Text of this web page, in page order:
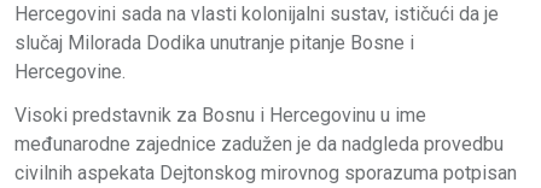
Hercegovini sada na vlasti kolonijalni sustav, ističući da je
slučaj Milorada Dodika unutranje pitanje Bosne i
Hercegovine.
Visoki predstavnik za Bosnu i Hercegovinu u ime
međunarodne zajednice zadužen je da nadgleda provedbu
civilnih aspekata Dejtonskog mirovnog sporazuma potpisan